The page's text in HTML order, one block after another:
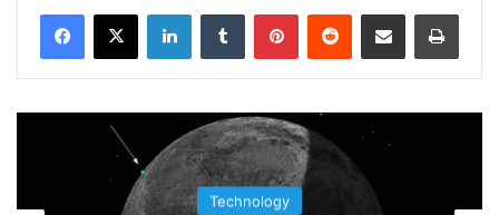
Related Articles
Cuộc đời của Nhà Khoa học Xuất sắc
16 hours ago
LinkedInTumblr PinterestReddit Share via Email Print
Technology